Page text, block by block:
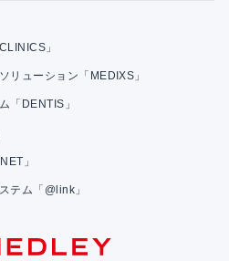
」
リューション「MEDIXS」
「DENTIS」
」
テム「@link」